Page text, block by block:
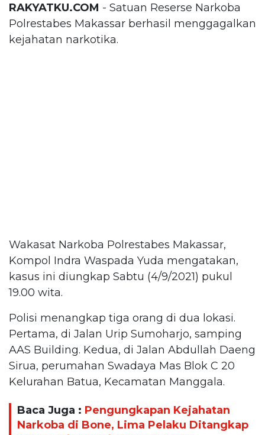
RAKYATKU.COM - Satuan Reserse Narkoba
Polrestabes Makassar berhasil menggagalkan
kejahatan narkotika.
Wakasat Narkoba Polrestabes Makassar,
Kompol Indra Waspada Yuda mengatakan,
kasus ini diungkap Sabtu (4/9/2021) pukul
19.00 wita.
Polisi menangkap tiga orang di dua lokasi.
Pertama, di Jalan Urip Sumoharjo, samping
AAS Building. Kedua, di Jalan Abdullah Daeng
Sirua, perumahan Swadaya Mas Blok C 20
Kelurahan Batua, Kecamatan Manggala.
Baca Juga : Pengungkapan Kejahatan
Narkoba di Bone, Lima Pelaku Ditangkap